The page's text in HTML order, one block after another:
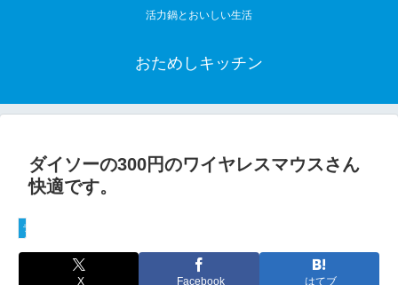
活力鍋とおいしい生活
おためしキッチン
ダイソーの300円のワイヤレスマウスさん
快適です。
ライフハック
X Facebook はてブ